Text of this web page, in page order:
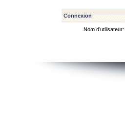
Connexion
Nom d’utilisateur: